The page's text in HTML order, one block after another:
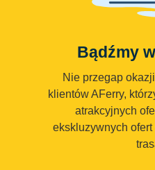
Bądźmy
Nie przegap
klientów AFerry,
atrakcyjnych
ekskluzywnych